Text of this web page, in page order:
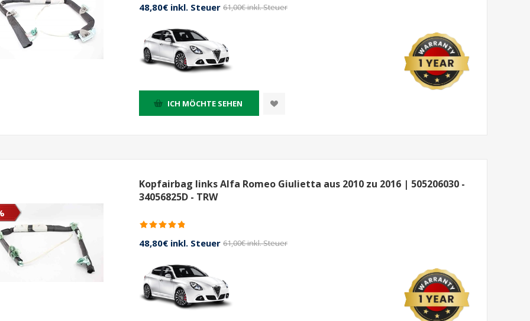
48,80€ inkl. Steuer 61,00€ inkl. Steuer
ICH MÖCHTE SEHEN
Kopfairbag links Alfa Romeo Giulietta aus 2010 zu 2016 | 505206030 -
34056825D - TRW
48,80€ inkl. Steuer 61,00€ inkl. Steuer